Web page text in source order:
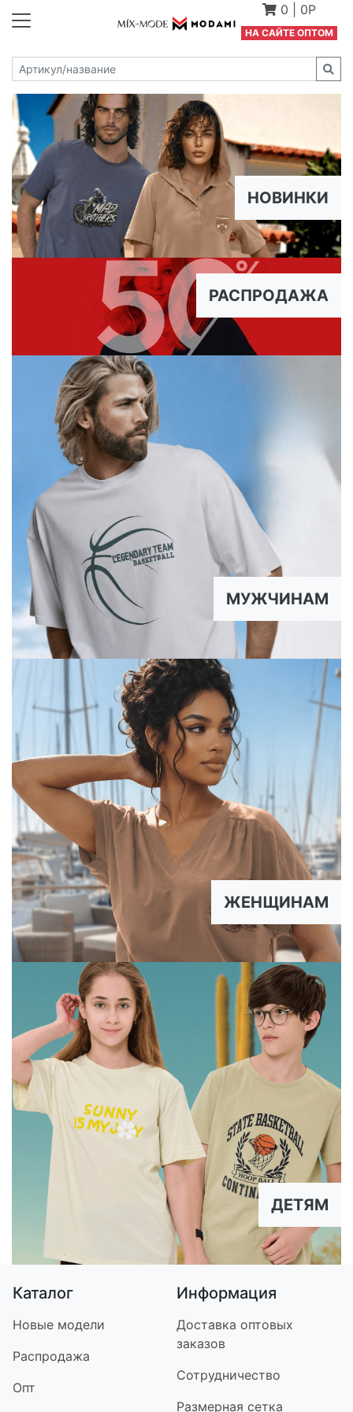
0 0Р
НА САЙТЕ ОПТОМ
НОВИНКИ
РАСПРОДАЖА
МУЖЧИНАМ
ЖЕНЩИНАМ
ДЕТЯМ
Каталог
Новые модели
Распродажа
Опт
Информация
Доставка оптовых
заказов
Сотрудничество
Размерная сетка